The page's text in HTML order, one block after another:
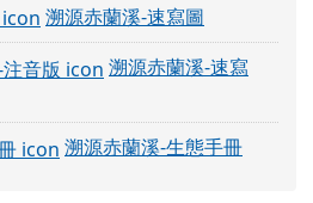
溯源赤蘭溪-速寫圖
溯源赤蘭溪-速寫
溯源赤蘭溪-生態手冊